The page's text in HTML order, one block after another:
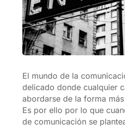
El mundo de la
delicado donde cualquier
abordarse de la forma
Es por ello por lo que
de comunicación se